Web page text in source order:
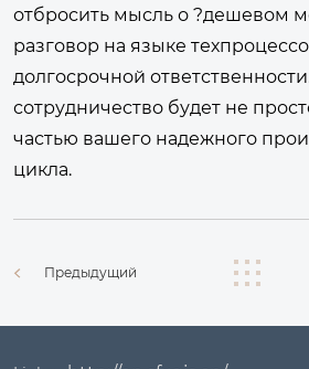
отбросить мысль о ?дешевом
разговор на языке
долгосрочной
сотрудничество будет не
частью вашего надежного
цикла.
Предыдущий